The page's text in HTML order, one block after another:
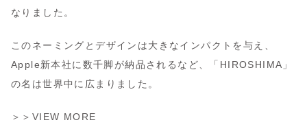
なりました。
このネーミングとデザインは大きなインパクトを与え、
Apple新本社に数千脚が納品されるなど、「HIROSHIMA」
の名は世界中に広まりました。
＞＞VIEW MORE